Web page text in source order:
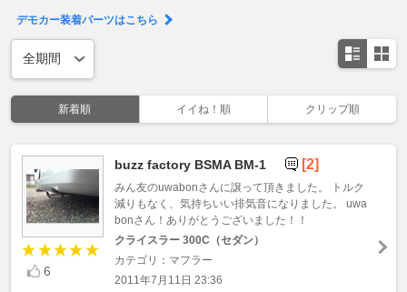
デモカー装着パーツはこちら
新着順 イイね！順 クリップ順
6
buzz factory BSMA BM-1 [2]
みん友のuwabonさんに譲って頂きました。 トルク
減りもなく、気持ちいい排気音になりました。 uwa
bonさん！ありがとうございました！！
クライスラー 300C（セダン）
カテゴリ：マフラー
2011年7月11日 23:36